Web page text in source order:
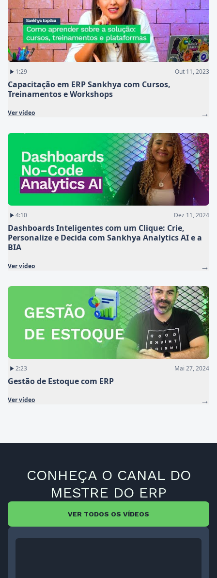
1:29 Out 11, 2023
Capacitação em ERP Sankhya com Cursos,
Treinamentos e Workshops
Ver vídeo →
4:10 Dez 11, 2024
Dashboards Inteligentes com um Clique: Crie,
Personalize e Decida com Sankhya Analytics AI e a
BIA
Ver vídeo →
2:23 Mai 27, 2024
Gestão de Estoque com ERP
Ver vídeo →
CONHEÇA O CANAL DO
MESTRE DO ERP
VER TODOS OS VÍDEOS